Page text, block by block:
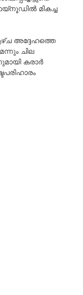
മികച്ച
അദ്ദേഹത്തെ
ചില
കരാർ